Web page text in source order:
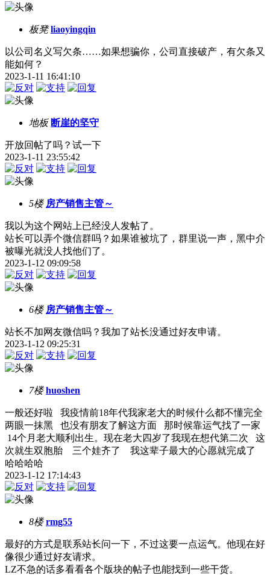
板凳 liaoyingqin
以公司名义写欠条……如果想骗你，公司直接破产，有欠条又
能如何？
2023-1-11 16:41:10
地板 断崖的坚守
开放回帖了吗？试一下
2023-1-11 23:55:42
5楼 房产销售主管～
我以为这个网站上已经没人发帖了。
站长可以弄个微信群吗？如果谁被坑了，群里说一声，黑中介
被曝光就没人找他们了。
2023-1-12 09:09:58
6楼 房产销售主管～
站长不加网友微信吗？我加了站长没通过好友申请。
2023-1-12 09:25:31
7楼 huoshen
一般还好啦 我疫情前18年代我家老大的时候什么都不懂完全
两眼一抹黑 也没有朋友了解这方面 那时候靠运气找了一家
14个月老大顺利出生。现在老大四岁了我现在想代第二次 这
次就生双胞胎 三个娃齐了 我这辈子最大的心愿就完成了
哈哈哈哈
2023-1-12 17:14:43
8楼 rmg55
最好的方式是联系站长问一下，不过这要一点运气。他现在好
像很少通过好友请求。
LZ不急的话多看看各个版块的帖子也能找到一些干货。